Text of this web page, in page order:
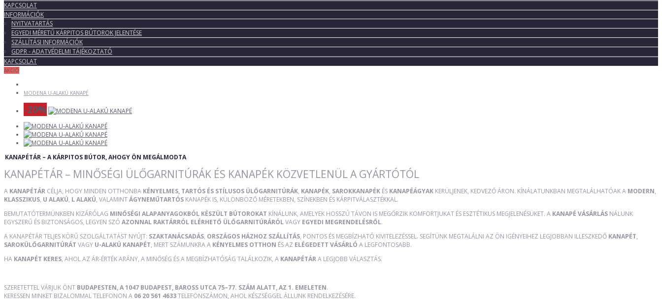
KAPCSOLAT
INFORMÁCIÓK
NYITVATARTÁS
EGYEDI MÉRETŰ KÁRPITOS BÚTOROK JELENTÉSE
SZÁLLÍTÁSI INFORMÁCIÓK
GDPR - ADATVÉDELMI TÁJÉKOZTATÓ
KAPCSOLAT
AKCIÓ
MODENA U-ALAKÚ KANAPÉ
-20%
KANAPÉTÁR – A KÁRPITOS BÚTOR, AHOGY ÖN MEGÁLMODTA
KANAPÉTÁR – MINŐSÉGI ÜLŐGARNITÚRÁK ÉS KANAPÉK KÖZVETLENÜL A GYÁRTÓTÓL
A KANAPÉTÁR CÉLJA, HOGY MINDEN OTTHONBA KÉNYELMES, TARTÓS ÉS STÍLUSOS ÜLŐGARNITÚRÁK, KANAPÉK, SAROKKANAPÉK ÉS KANAPÉÁGYAK KERÜLJENEK, KEDVEZŐ ÁRON. KÍNÁLATUNKBAN MEGTALÁLHATÓAK A MODERN,
KLASSZIKUS, U ALAKÚ, L ALAKÚ, VALAMINTÁGYNEMŰTARTÓS KANAPÉK IS, KÜLÖNBÖZŐ MÉRETEKBEN, SZÍNEKBEN ÉS KÁRPITVÁLASZTÉKKAL.
BEMUTATÓTERMÜNKBEN KIZÁRÓLAG MINŐSÉGI ALAPANYAGOKBÓL KÉSZÜLT BÚTOROKAT KÍNÁLUNK, AMELYEK HOSSZÚ TÁVON IS MEGŐRZIK KOMFORTJUKAT ÉS ESZTÉTIKUS MEGJELENÉSÜKET. A KANAPÉ VÁSÁRLÁS NÁLUNK
EGYSZERŰ ÉS BIZTONSÁGOS, LEGYEN SZÓ AZONNAL RAKTÁRRÓL ELÉRHETŐ ÜLŐGARNITÚRÁRÓLVAGY EGYEDI MEGRENDELÉSRŐL.
A KANAPÉTÁR TELJES KÖRŰ SZOLGÁLTATÁST NYÚJT: SZAKTANÁCSADÁS, ORSZÁGOS HÁZHOZ SZÁLLÍTÁS, PONTOS ÉS MEGBÍZHATÓ KIVITELEZÉSSEL. SEGÍTÜNK MEGTALÁLNI AZ ÖN IGÉNYEIHEZ LEGJOBBAN ILLESZKEDŐ KANAPÉT,
SAROKÜLŐGARNITÚRÁT VAGY U-ALAKÚ KANAPÉT, MERT SZÁMUNKRA A KÉNYELMES OTTHON ÉS AZ ELÉGEDETT VÁSÁRLÓ A LEGFONTOSABB.
HA KANAPÉT KERES, AHOL AZ ÁR-ÉRTÉK ARÁNY, A MINŐSÉG ÉS A MEGBÍZHATÓSÁG TALÁLKOZIK, A KANAPÉTÁRA LEGJOBB VÁLASZTÁS.
SZERETETTEL VÁRJUK ÖNT BUDAPESTEN, A 1047 BUDAPEST, BAROSS UTCA 75–77. SZÁM ALATT, AZ 1. EMELETEN.
KERESSEN MINKET BIZALOMMAL TELEFONON A 06 20 561 4633TELEFONSZÁMON, AHOL KÉSZSÉGGEL ÁLLUNK RENDELKEZÉSÉRE.